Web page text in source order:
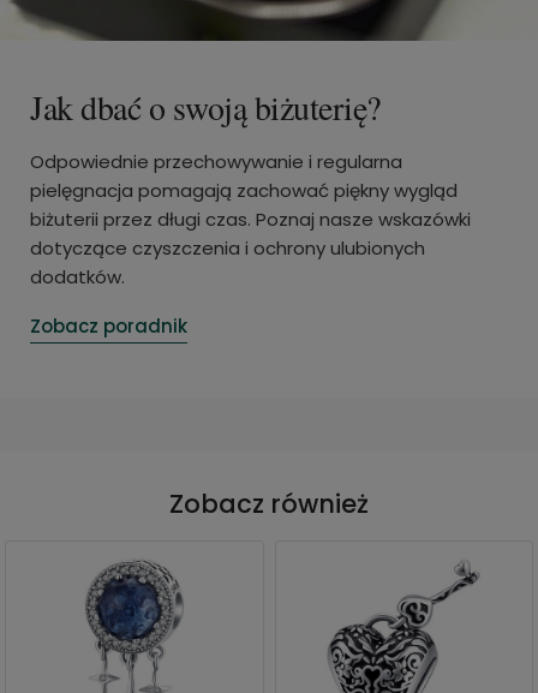
Jak dbać o swoją biżuterię?
Odpowiednie przechowywanie i regularna
pielęgnacja pomagają zachować piękny wygląd
biżuterii przez długi czas. Poznaj nasze wskazówki
dotyczące czyszczenia i ochrony ulubionych
dodatków.
Zobacz poradnik
Zobacz również